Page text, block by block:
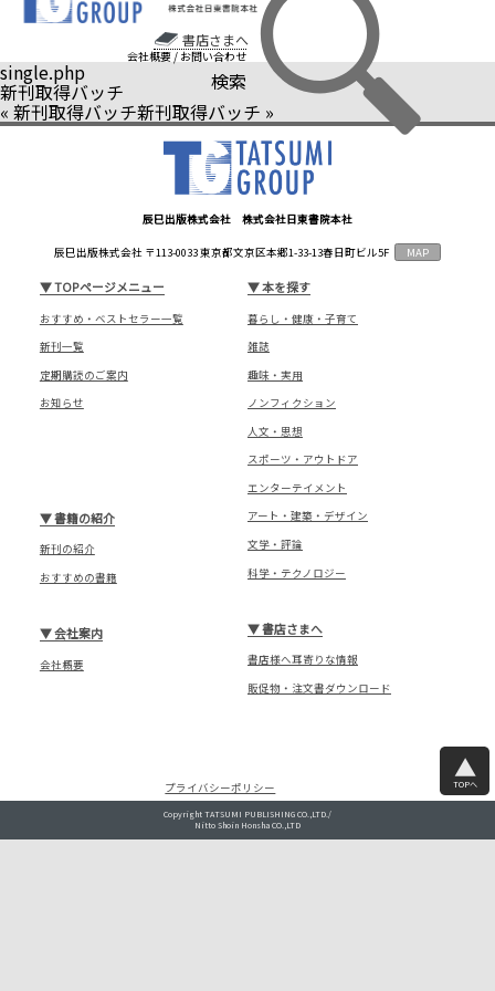
書店さまへ
会社概要 / お問い合わせ
検索
single.php
新刊取得バッチ
« 新刊取得バッチ新刊取得バッチ »
辰巳出版株式会社 株式会社日東書院本社
辰巳出版株式会社 〒113-0033 東京都文京区本郷1-33-13春日町ビル5F MAP
▼TOPページメニュー
おすすめ・ベストセラー一覧
新刊一覧
定期購読のご案内
お知らせ
▼本を探す
暮らし・健康・子育て
雑誌
趣味・実用
ノンフィクション
人文・思想
スポーツ・アウトドア
エンターテイメント
アート・建築・デザイン
文学・評論
科学・テクノロジー
▼書籍の紹介
新刊の紹介
おすすめの書籍
▼書店さまへ
書店様へ耳寄りな情報
販促物・注文書ダウンロード
▼会社案内
会社概要
プライバシーポリシー TOPへ
Copyright TATSUMI PUBLISHING CO.,LTD./
Nitto Shoin Honsha CO.,LTD